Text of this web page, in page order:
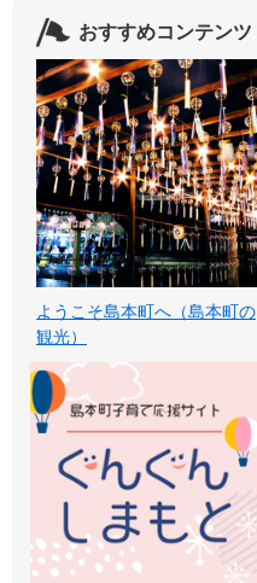
おすすめコンテンツ
ようこそ島本町へ（島本町の
観光）